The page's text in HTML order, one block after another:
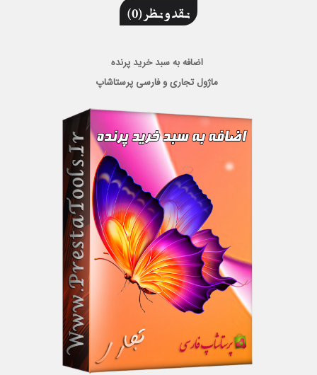
نقد و نظر (0)
اضافه به سبد خرید پرنده
ماژول تجاری و فارسی پرستاشاپ